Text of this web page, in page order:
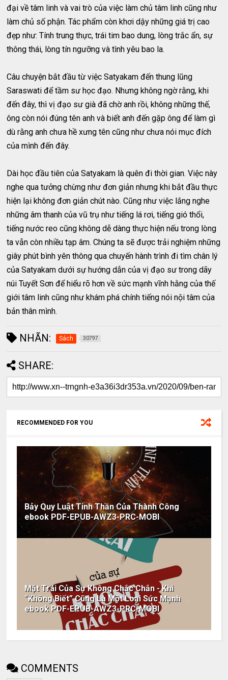
đại về tâm linh và vai trò của việc làm chủ tâm linh cũng như
làm chủ số phận. Tác phẩm còn khơi dậy những giá trị cao
đẹp như: Tính trung thực, trái tim bao dung, lòng trắc ẩn, sự
thông thái, lòng tín ngưỡng và tình yêu bao la.
Câu chuyện bắt đầu từ việc Satyakam đến thung lũng
Saraswati để tầm sư học đạo. Nhưng không ngờ rằng, khi
đến đây, thì vị đạo sư già đã chờ anh rồi, không những thế,
ông còn nói đúng tên anh và biết anh đến gặp ông để làm gì
dù rằng anh chưa hề xưng tên cũng như chưa nói mục đích
của mình đến đây.
Dài học đầu tiên của Satyakam là quên đi thời gian. Việc này
nghe qua tưởng chừng như đơn giản nhưng khi bắt đầu thực
hiện lại không đơn giản chút nào. Cũng như việc lắng nghe
những âm thanh của vũ trụ như tiếng lá rơi, tiếng gió thổi,
tiếng nước reo cũng không dễ dàng thực hiện nếu trong lòng
ta vẫn còn nhiều tạp âm. Chúng ta sẽ được trải nghiệm những
giây phút bình yên thông qua chuyến hành trình đi tìm chân lý
của Satyakam dưới sự hướng dẫn của vị đạo sư trong dãy
núi Tuyết Sơn để hiểu rõ hơn về sức mạnh vĩnh hằng của thế
giới tâm linh cũng như khám phá chính tiếng nói nội tâm của
bản thân mình.
NHÃN: Sách 30797
SHARE:
RECOMMENDED FOR YOU
Bảy Quy Luật Tinh Thần Của Thành Công
ebook PDF-EPUB-AWZ3-PRC-MOBI
Mặt Trái Của Sự Không Chắc Chắn - Khi
“Không Biết” Cũng Là Một Loại Sức Mạnh
ebook PDF-EPUB-AWZ3-PRC-MOBI
COMMENTS